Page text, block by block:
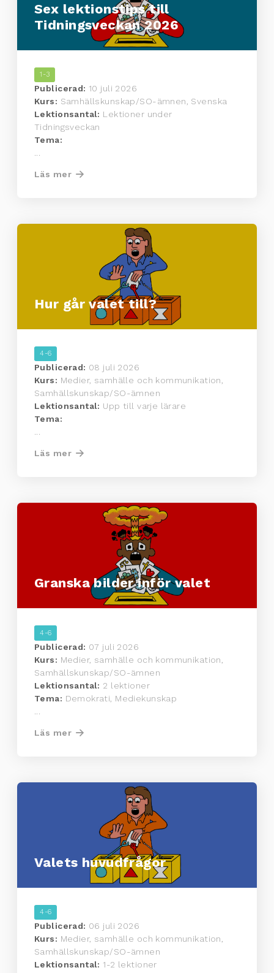
Sex lektionstips till
Tidningsveckan 2026
1-3
Publicerad: 10 juli 2026
Kurs: Samhällskunskap/SO-ämnen, Svenska
Lektionsantal: Lektioner under
Tidningsveckan
Tema:
Läs mer
Hur går valet till?
4-6
Publicerad: 08 juli 2026
Kurs: Medier, samhälle och kommunikation,
Samhällskunskap/SO-ämnen
Lektionsantal: Upp till varje lärare
Tema:
...
Läs mer
Granska bilder inför valet
4-6
Publicerad: 07 juli 2026
Kurs: Medier, samhälle och kommunikation,
Samhällskunskap/SO-ämnen
Lektionsantal: 2 lektioner
Tema: Demokrati, Mediekunskap
Läs mer
Valets huvudfrågor
4-6
Publicerad: 06 juli 2026
Kurs: Medier, samhälle och kommunikation,
Samhällskunskap/SO-ämnen
Lektionsantal: 1-2 lektioner